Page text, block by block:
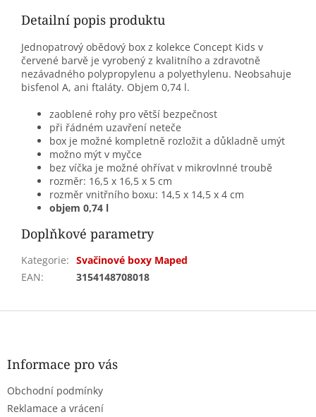
Detailní popis produktu
Jednopatrový obědový box z kolekce Concept Kids v
červené barvě je vyrobený z kvalitního a zdravotně
nezávadného polypropylenu a polyethylenu. Neobsahuje
bisfenol A, ani ftaláty. Objem 0,74 l.
zaoblené rohy pro větší bezpečnost
při řádném uzavření neteče
box je možné kompletně rozložit a důkladně umýt
možno mýt v myčce
bez víčka je možné ohřívat v mikrovlnné troubě
rozměr: 16,5 x 16,5 x 5 cm
rozměr vnitřního boxu: 14,5 x 14,5 x 4 cm
objem 0,74 l
Doplňkové parametry
Kategorie: Svačinové boxy Maped
EAN: 3154148708018
Z
Informace pro vás
Obchodní podmínky
Reklamace a vrácení